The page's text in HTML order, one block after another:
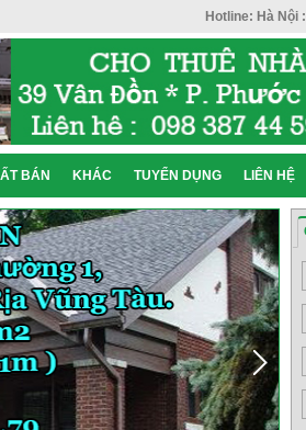
Hotline: Hà Nội :
BÁN KHÁC TUYỂN DỤNG LIÊN HỆ